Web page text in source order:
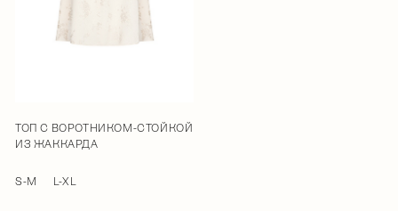
ТОП С ВОРОТНИКОМ-СТОЙКОЙ
ИЗ ЖАККАРДА
S-M L-XL